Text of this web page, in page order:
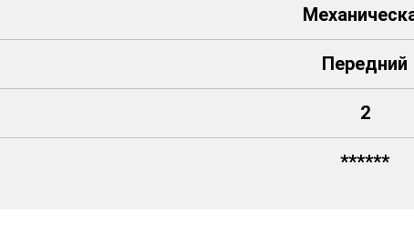
Передний
2
******